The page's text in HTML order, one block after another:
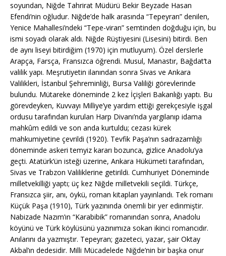
soyundan, Niğde Tahrirat Müdürü Bekir Beyzade Hasan
Efendi’nin oğludur. Niğde’de halk arasında “Tepeyran” denilen,
Yenice Mahallesi’ndeki “Tepe-viran” semtinden doğduğu için, bu
ismi soyadı olarak aldı. Niğde Rüştiyesini (Lisesini) bitirdi. Ben
de aynı liseyi bitirdiğim (1970) için mutluyum). Özel derslerle
Arapça, Farsça, Fransızca öğrendi. Musul, Manastır, Bağdat’ta
valilik yapı. Meşrutiyetin ilanından sonra Sivas ve Ankara
Valilikleri, İstanbul Şehreminliği, Bursa Valiliği görevlerinde
bulundu. Mütareke döneminde 2 kez İçişleri Bakanlığı yaptı. Bu
görevdeyken, Kuvvayı Milliye’ye yardım ettiği gerekçesiyle işgal
ordusu tarafından kurulan Harp Divanı’nda yargılanıp idama
mahkûm edildi ve son anda kurtuldu; cezası kürek
mahkumiyetine çevrildi (1920). Tevfik Paşa’nın sadrazamlığı
döneminde askeri temyiz kararı bozunca, gizlice Anadolu’ya
geçti. Atatürk’ün isteği üzerine, Ankara Hükümeti tarafından,
Sivas ve Trabzon Valiliklerine getirildi. Cumhuriyet Döneminde
milletvekilliği yaptı; üç kez Niğde milletvekili seçildi. Türkçe,
Fransızca şiir, anı, öykü, roman kitapları yayınlandı. Tek romanı
Küçük Paşa (1910), Türk yazınında önemli bir yer edinmiştir.
Nabizade Nazım’ın “Karabibik” romanından sonra, Anadolu
köyünü ve Türk köylüsünü yazınımıza sokan ikinci romancıdır.
Anılarını da yazmıştır. Tepeyran; gazeteci, yazar, şair Oktay
Akbal’ın dedesidir. Milli Mücadelede Niğde’nin bir başka onur